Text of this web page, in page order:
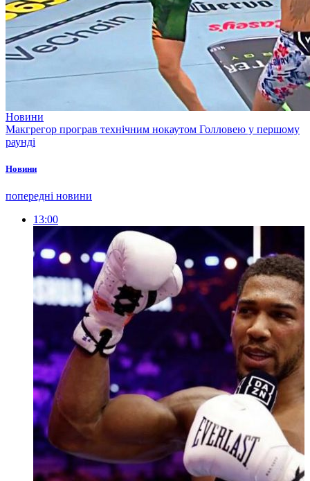
Новини
Макгрегор програв технічним нокаутом Голловею у першому
раунді
Новини
попередні новини
13:00